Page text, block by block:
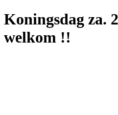
Koningsdag za.
welkom !!